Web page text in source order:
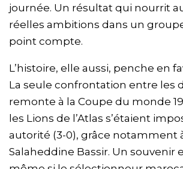
journée. Un résultat qui nourrit
réelles ambitions dans un
point compte.
L’histoire, elle aussi, penche en
La seule confrontation entre les
remonte à la Coupe du monde
les Lions de l’Atlas s’étaient
autorité (3-0), grâce notamment
Salaheddine Bassir. Un souvenir